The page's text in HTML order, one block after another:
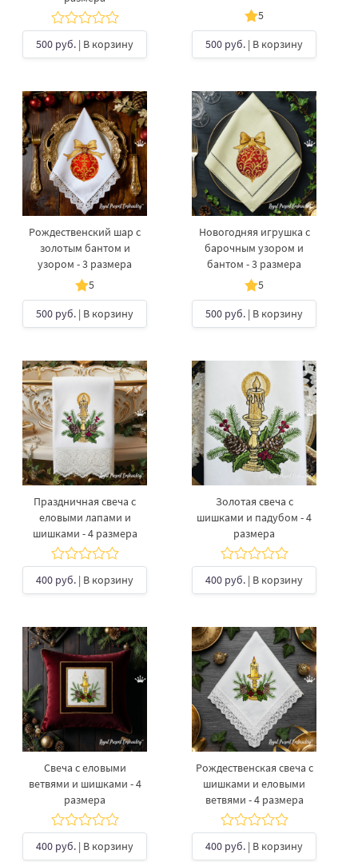
500 руб. | В корзину
5
500 руб. | В корзину
Рождественский шар с
золотым бантом и
узором - 3 размера
5
500 руб. | В корзину
Новогодняя игрушка с
барочным узором и
бантом - 3 размера
5
500 руб. | В корзину
Праздничная свеча с
еловыми лапами и
шишками - 4 размера
400 руб. | В корзину
Золотая свеча с
шишками и падубом - 4
размера
400 руб. | В корзину
Свеча с еловыми
ветвями и шишками - 4
размера
400 руб. | В корзину
Рождественская свеча с
шишками и еловыми
ветвями - 4 размера
400 руб. | В корзину